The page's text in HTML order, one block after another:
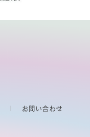
お問い合わせ